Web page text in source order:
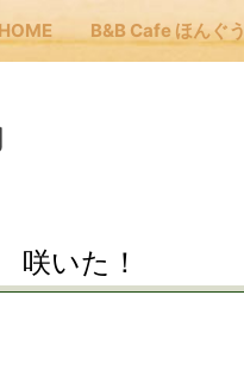
HOME B&B Cafe ほんぐう
いた！